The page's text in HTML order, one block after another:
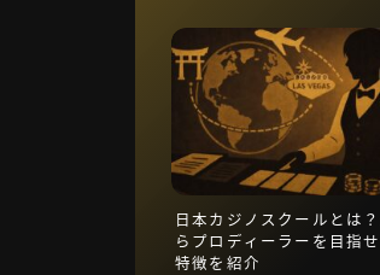
日本カジノスクールとは
らプロディーラーを目指
特徴を紹介